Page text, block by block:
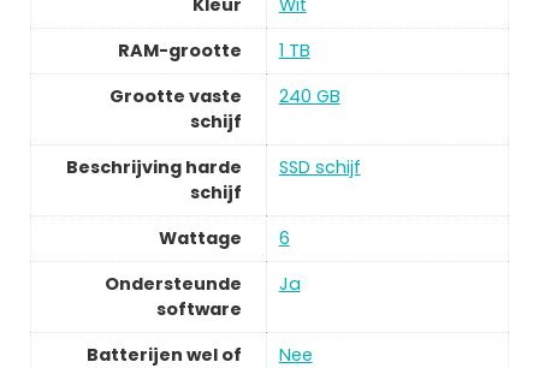
Kleur
Wit
RAM-grootte
1 TB
Grootte vaste
schijf
240 GB
Beschrijving harde
schijf
SSD schijf
Wattage
6
Ondersteunde
software
Ja
Batterijen wel of
Nee